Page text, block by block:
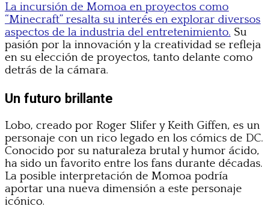
La incursión de Momoa en proyectos como
“Minecraft” resalta su interés en explorar diversos
aspectos de la industria del entretenimiento. Su
pasión por la innovación y la creatividad se refleja
en su elección de proyectos, tanto delante como
detrás de la cámara.
Un futuro brillante
Lobo, creado por Roger Slifer y Keith Giffen, es un
personaje con un rico legado en los cómics de DC.
Conocido por su naturaleza brutal y humor ácido,
ha sido un favorito entre los fans durante décadas.
La posible interpretación de Momoa podría
aportar una nueva dimensión a este personaje
icónico.